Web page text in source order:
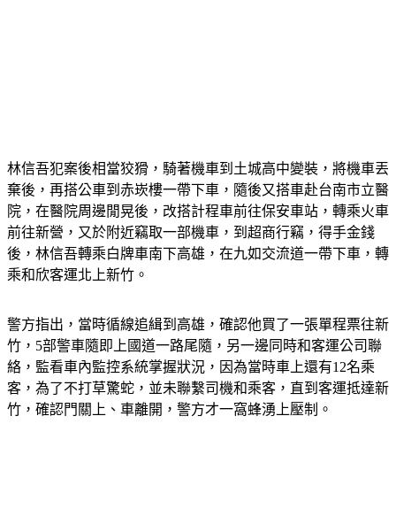
林信吾犯案後相當狡猾，騎著機車到土城高中變裝，將機車丟
棄後，再搭公車到赤崁樓一帶下車，隨後又搭車赴台南市立醫
院，在醫院周邊閒晃後，改搭計程車前往保安車站，轉乘火車
前往新營，又於附近竊取一部機車，到超商行竊，得手金錢
後，林信吾轉乘白牌車南下高雄，在九如交流道一帶下車，轉
乘和欣客運北上新竹。
警方指出，當時循線追緝到高雄，確認他買了一張單程票往新
竹，5部警車隨即上國道一路尾隨，另一邊同時和客運公司聯
絡，監看車內監控系統掌握狀況，因為當時車上還有12名乘
客，為了不打草驚蛇，並未聯繫司機和乘客，直到客運抵達新
竹，確認門關上、車離開，警方才一窩蜂湧上壓制。